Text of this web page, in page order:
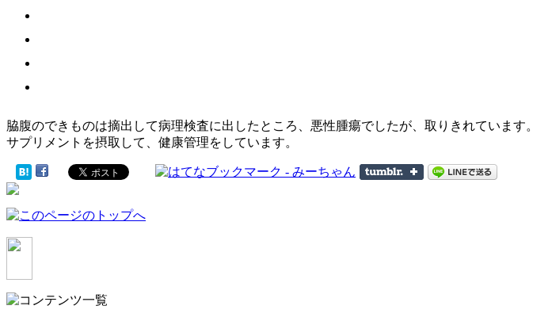
脇腹のできものは摘出して病理検査に出したところ、悪性腫瘍でしたが、取りきれています。
サプリメントを摂取して、健康管理をしています。